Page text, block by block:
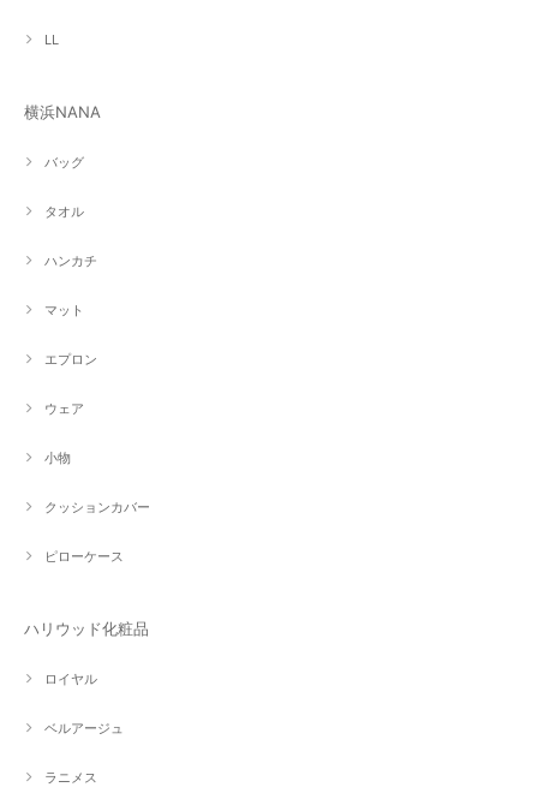
LL
横浜NANA
バッグ
タオル
ハンカチ
マット
エプロン
ウェア
小物
クッションカバー
ピローケース
ハリウッド化粧品
ロイヤル
ベルアージュ
ラニメス